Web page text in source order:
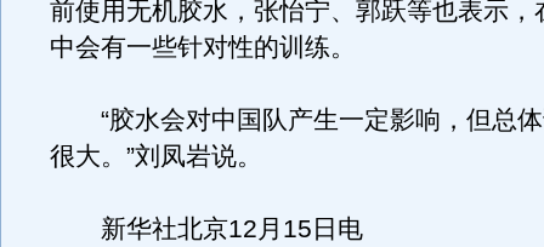
前使用无机胶水，张怡宁、郭跃等也表示，
中会有一些针对性的训练。
“胶水会对中国队产生一定影响，但总体
很大。”刘凤岩说。
新华社北京12月15日电